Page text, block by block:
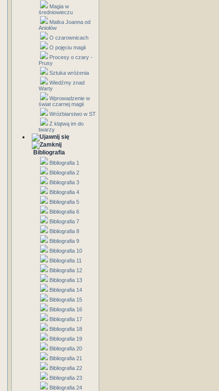
Magia w
średniowieczu
Matka Joanna od
Aniołów
O czarownicach
O pojęciu magii
Procesy o czary -
Prusy
Sztuka wróżenia
Wiedźmy znad
Warty
Wprowadzenie w
świat czarnej magii
Wróżbiarstwo w ST
Z klątwą im do
twarzy
Bibliografia
Bibliografia 1
Bibliografia 2
Bibliografia 3
Bibliografia 4
Bibliografia 5
Bibliografia 6
Bibliografia 7
Bibliografia 8
Bibliografia 9
Bibliografia 10
Bibliografia 11
Bibliografia 12
Bibliografia 13
Bibliografia 14
Bibliografia 15
Bibliografia 16
Bibliografia 17
Bibliografia 18
Bibliografia 19
Bibliografia 20
Bibliografia 21
Bibliografia 22
Bibliografia 23
Bibliografia 24